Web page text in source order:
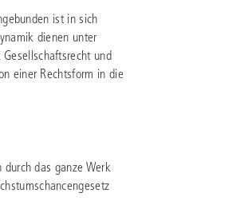
ist in sich
dienen unter
und
einer Rechtsform in die
das ganze Werk